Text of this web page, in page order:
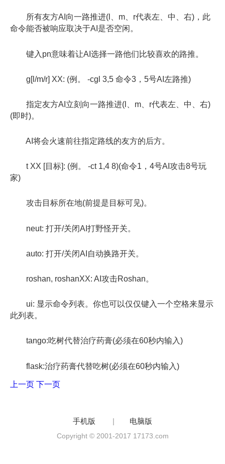
所有友方AI向一路推进(l、m、r代表左、中、右)，此
命令能否被响应取决于AI是否空闲。
键入pn意味着让AI选择一路他们比较喜欢的路推。
g[l/m/r] XX: (例。 -cgl 3,5 命令3，5号AI左路推)
指定友方AI立刻向一路推进(l、m、r代表左、中、右)
(即时)。
AI将会火速前往指定路线的友方的后方。
t XX [目标]: (例。 -ct 1,4 8)(命令1，4号AI攻击8号玩
家)
攻击目标所在地(前提是目标可见)。
neut: 打开/关闭AI打野怪开关。
auto: 打开/关闭AI自动换路开关。
roshan, roshanXX: AI攻击Roshan。
ui: 显示命令列表。你也可以仅仅键入一个空格来显示
此列表。
tango:吃树代替治疗药膏(必须在60秒内输入)
flask:治疗药膏代替吃树(必须在60秒内输入)
上一页 下一页
手机版 | 电脑版
Copyright © 2001-2017 17173.com